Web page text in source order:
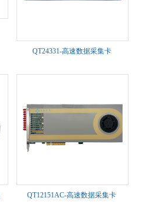
QT24331-高速数据采集卡
QT12151AC-高速数据采集卡